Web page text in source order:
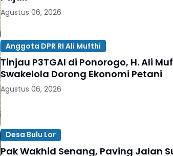
Agustus 06, 2026
Anggota DPR RI Ali Mufthi
Tinjau P3TGAI di Ponorogo, H. Ali
Swakelola Dorong Ekonomi Petani
Agustus 06, 2026
Desa Bulu Lor
Pak Wakhid Senang, Paving Jalan